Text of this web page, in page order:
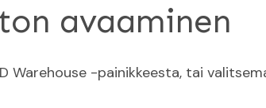
avaaminen
Warehouse -painikkeesta, tai